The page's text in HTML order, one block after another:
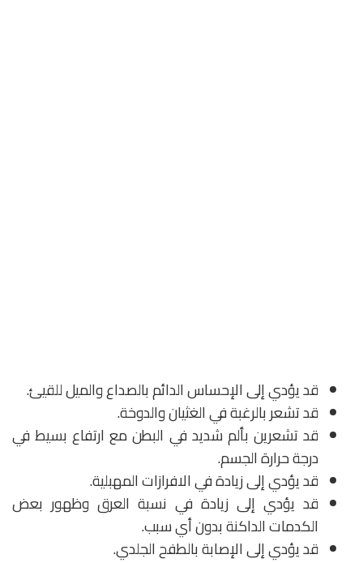
قد يؤدي إلى الإحساس الدائم بالصداع والميل للقيئ.
قد تشعر بالرغبة في الغثيان والدوخة.
قد تشعرين بألم شديد في البطن مع ارتفاع بسيط في
درجة حرارة الجسم.
قد يؤدي إلى زيادة في الافرازات المهبلية.
قد يؤدي إلى زيادة في نسبة العرق وظهور بعض
الكدمات الداكنة بدون أي سبب.
قد يؤدي إلى الإصابة بالطفح الجلدي.